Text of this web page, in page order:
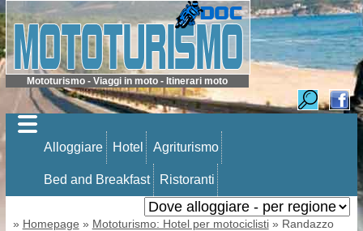
Mototurismo - Viaggi in moto - Itinerari moto
Alloggiare Hotel Agriturismo
Bed and Breakfast Ristoranti
» Homepage » Mototurismo: Hotel per motociclisti» Randazzo